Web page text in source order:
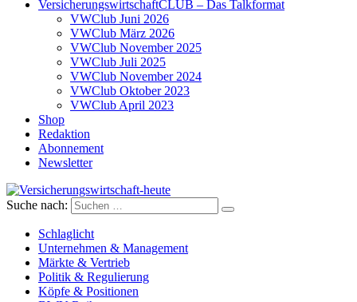
VersicherungswirtschaftCLUB – Das Talkformat
VWClub Juni 2026
VWClub März 2026
VWClub November 2025
VWClub Juli 2025
VWClub November 2024
VWClub Oktober 2023
VWClub April 2023
Shop
Redaktion
Abonnement
Newsletter
Versicherungswirtschaft-heute
Suche nach:
Schlaglicht
Unternehmen & Management
Märkte & Vertrieb
Politik & Regulierung
Köpfe & Positionen